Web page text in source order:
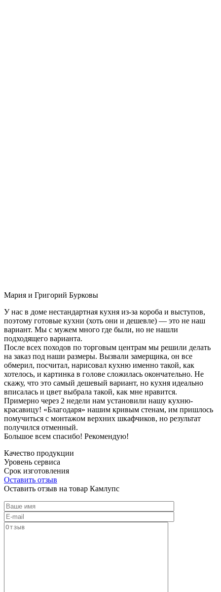
Мария и Григорий Бурковы
У нас в доме нестандартная кухня из-за короба и выступов,
поэтому готовые кухни (хоть они и дешевле) — это не наш
вариант. Мы с мужем много где были, но не нашли
подходящего варианта.
После всех походов по торговым центрам мы решили делать
на заказ под наши размеры. Вызвали замерщика, он все
обмерил, посчитал, нарисовал кухню именно такой, как
хотелось, и картинка в голове сложилась окончательно. Не
скажу, что это самый дешевый вариант, но кухня идеально
вписалась и цвет выбрала такой, как мне нравится.
Примерно через 2 недели нам установили нашу кухню-
красавицу! «Благодаря» нашим кривым стенам, им пришлось
помучиться с монтажом верхних шкафчиков, но результат
получился отменный.
Большое всем спасибо! Рекомендую!
Качество продукции
Уровень сервиса
Срок изготовления
Оставить отзыв
Оставить отзыв на товар Камлупс